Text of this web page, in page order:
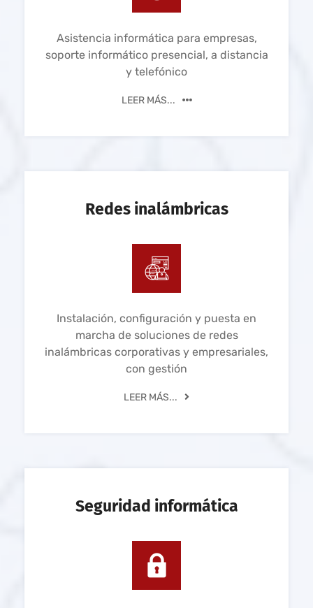
Asistencia informática para empresas,
soporte informático presencial, a distancia
y telefónico
LEER MÁS...
Redes inalámbricas
Instalación, configuración y puesta en
marcha de soluciones de redes
inalámbricas corporativas y empresariales,
con gestión
LEER MÁS...
Seguridad informática